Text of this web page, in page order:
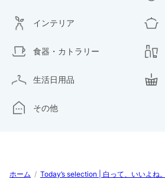
インテリア
食器・カトラリー
生活日用品
その他
ホーム / Today’s selection | 白って、いいよね。